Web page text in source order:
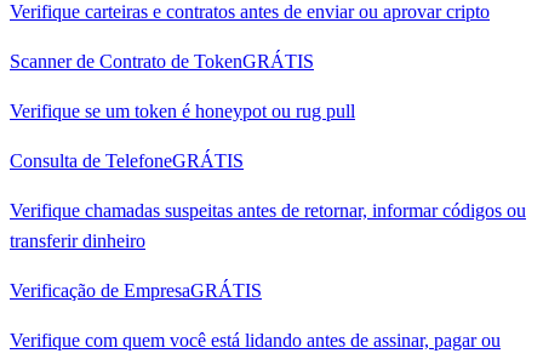
Verifique carteiras e contratos antes de enviar ou aprovar cripto
Scanner de Contrato de TokenGRÁTIS
Verifique se um token é honeypot ou rug pull
Consulta de TelefoneGRÁTIS
Verifique chamadas suspeitas antes de retornar, informar códigos ou
transferir dinheiro
Verificação de EmpresaGRÁTIS
Verifique com quem você está lidando antes de assinar, pagar ou